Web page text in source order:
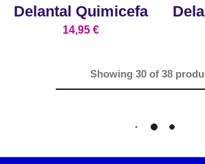
Delantal Quimicefa
14,95 €
Showing 30 of 38
Load More